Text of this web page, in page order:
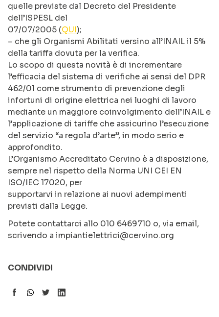
quelle previste dal Decreto del Presidente
dell’ISPESL del
07/07/2005 (QUI);
– che gli Organismi Abilitati versino all’INAIL il 5%
della tariffa dovuta per la verifica.
Lo scopo di questa novità è di incrementare
l’efficacia del sistema di verifiche ai sensi del DPR
462/01 come strumento di prevenzione degli
infortuni di origine elettrica nei luoghi di lavoro
mediante un maggiore coinvolgimento dell’INAIL e
l’applicazione di tariffe che assicurino l’esecuzione
del servizio “a regola d’arte”, in modo serio e
approfondito.
L’Organismo Accreditato Cervino è a disposizione,
sempre nel rispetto della Norma UNI CEI EN
ISO/IEC 17020, per
supportarvi in relazione ai nuovi adempimenti
previsti dalla Legge.
Potete contattarci allo 010 6469710 o, via email,
scrivendo a impiantielettrici@cervino.org
CONDIVIDI